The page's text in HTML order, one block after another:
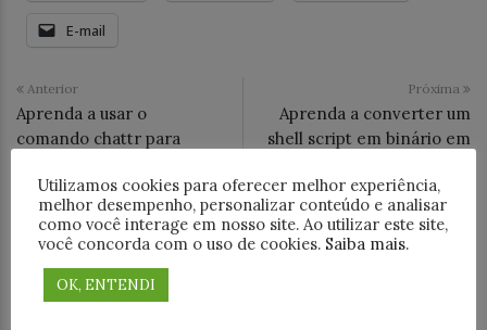
E-mail
Anterior
Aprenda a usar o
comando chattr para
diretórios
Próxima
Aprenda a converter um
shell script em binário em
Categoria Segurança
ABOUT AUTHOR
Utilizamos cookies para oferecer melhor experiência,
melhor desempenho, personalizar conteúdo e analisar
como você interage em nosso site. Ao utilizar este site,
você concorda com o uso de cookies. Saiba mais.
OK, ENTENDI